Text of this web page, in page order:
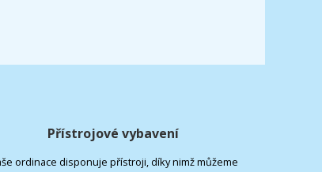
Přístrojové vybavení
ordinace disponuje přístroji, díky nimž můžeme